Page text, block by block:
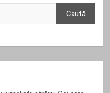
Caută